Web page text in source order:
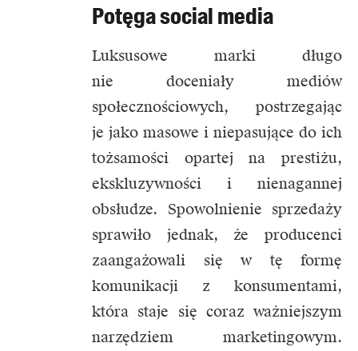
Potęga social media
Luksusowe marki długo
nie doceniały mediów
społecznościowych, postrzegając
je jako masowe i niepasujące do ich
tożsamości opartej na prestiżu,
ekskluzywności i nienagannej
obsłudze. Spowolnienie sprzedaży
sprawiło jednak, że producenci
zaangażowali się w tę formę
komunikacji z konsumentami,
która staje się coraz ważniejszym
narzędziem marketingowym.